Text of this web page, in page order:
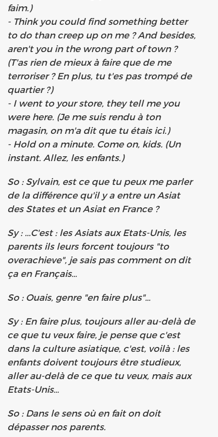
faim.)
- Think you could find something better
to do than creep up on me ? And besides,
aren't you in the wrong part of town ?
(T'as rien de mieux à faire que de me
terroriser ? En plus, tu t'es pas trompé de
quartier ?)
- I went to your store, they tell me you
were here. (Je me suis rendu à ton
magasin, on m'a dit que tu étais ici.)
- Hold on a minute. Come on, kids. (Un
instant. Allez, les enfants.)
So : Sylvain, est ce que tu peux me parler
de la différence qu'il y a entre un Asiat
des States et un Asiat en France ?
Sy : ...C'est : les Asiats aux Etats-Unis, les
parents ils leurs forcent toujours "to
overachieve", je sais pas comment on dit
ça en Français…
So : Ouais, genre "en faire plus"…
Sy : En faire plus, toujours aller au-delà de
ce que tu veux faire, je pense que c'est
dans la culture asiatique, c'est, voilà : les
enfants doivent toujours être studieux,
aller au-delà de ce que tu veux, mais aux
Etats-Unis…
So : Dans le sens où en fait on doit
dépasser nos parents.